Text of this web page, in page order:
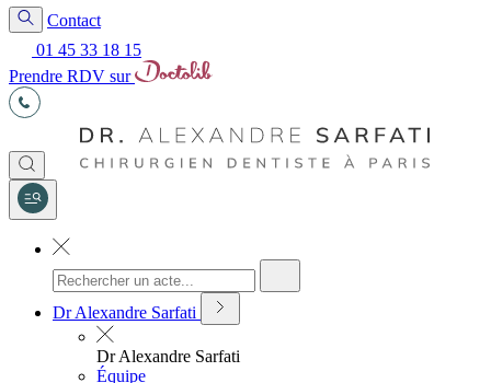
Contact
01 45 33 18 15
Prendre RDV sur
Dr Alexandre Sarfati
Dr Alexandre Sarfati
Équipe